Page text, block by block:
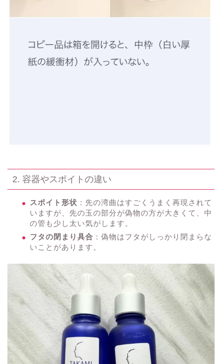
2. 容器やスポイトの違い
スポイト形状 ：先の湾曲はすごくうまく再現されて
いますが、先の玉の部分が偽物の方が大きくて、中
の管も少し太い気がします。
フタの閉まり具合 ：偽物はフタがしっかり閉まらな
いことがあります。